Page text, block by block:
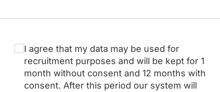
I agree that my data may be used for
recruitment purposes and will be kept for 1
month without consent and 12 months with
consent. After this period our system will